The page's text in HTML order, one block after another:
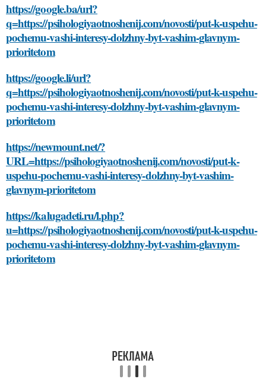
https://google.ba/url?
q=https://psihologiyaotnoshenij.com/novosti/put-k-uspehu-
pochemu-vashi-interesy-dolzhny-byt-vashim-glavnym-
prioritetom
https://google.li/url?
q=https://psihologiyaotnoshenij.com/novosti/put-k-uspehu-
pochemu-vashi-interesy-dolzhny-byt-vashim-glavnym-
prioritetom
https://newmount.net/?
URL=https://psihologiyaotnoshenij.com/novosti/put-k-
uspehu-pochemu-vashi-interesy-dolzhny-byt-vashim-
glavnym-prioritetom
https://kalugadeti.ru/l.php?
u=https://psihologiyaotnoshenij.com/novosti/put-k-uspehu-
pochemu-vashi-interesy-dolzhny-byt-vashim-glavnym-
prioritetom